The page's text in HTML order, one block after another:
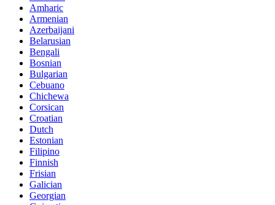
Amharic
Armenian
Azerbaijani
Belarusian
Bengali
Bosnian
Bulgarian
Cebuano
Chichewa
Corsican
Croatian
Dutch
Estonian
Filipino
Finnish
Frisian
Galician
Georgian